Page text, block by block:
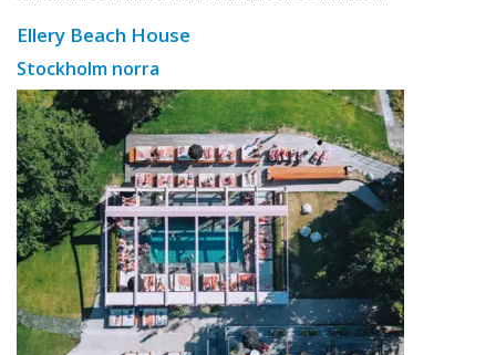
Ellery Beach House
Stockholm norra